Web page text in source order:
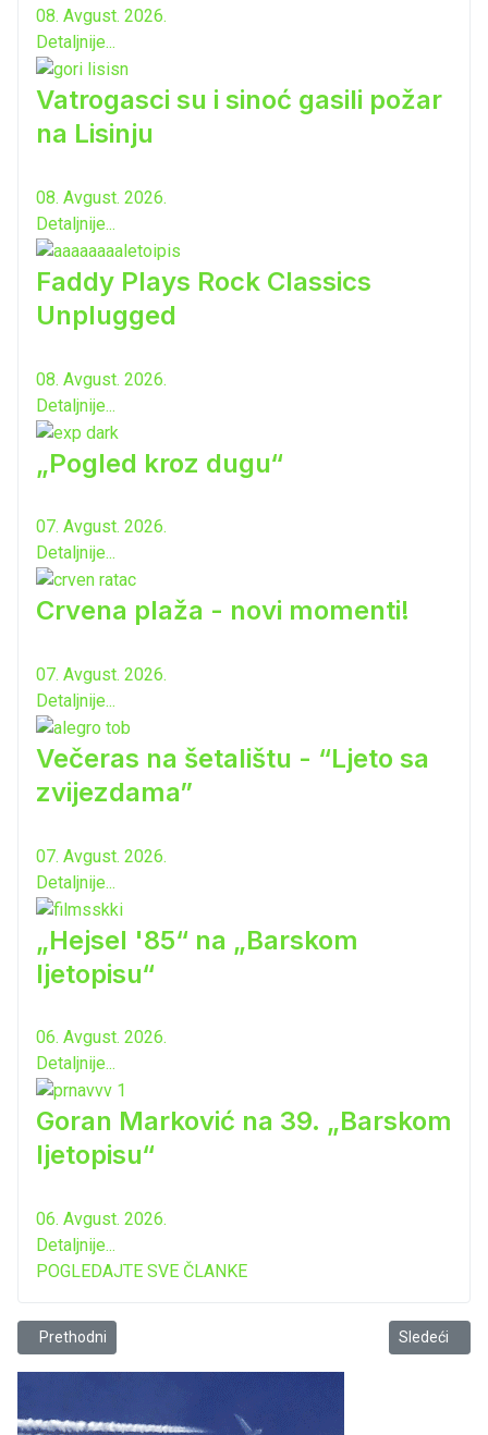
08. Avgust. 2026.
Detaljnije...
Vatrogasci su i sinoć gasili požar
na Lisinju
08. Avgust. 2026.
Detaljnije...
Faddy Plays Rock Classics
Unplugged
08. Avgust. 2026.
Detaljnije...
„Pogled kroz dugu“
07. Avgust. 2026.
Detaljnije...
Crvena plaža - novi momenti!
07. Avgust. 2026.
Detaljnije...
Večeras na šetalištu - “Ljeto sa
zvijezdama”
07. Avgust. 2026.
Detaljnije...
„Hejsel '85“ na „Barskom
ljetopisu“
06. Avgust. 2026.
Detaljnije...
Goran Marković na 39. „Barskom
ljetopisu“
06. Avgust. 2026.
Detaljnije...
POGLEDAJTE SVE ČLANKE
Prethodni članak: Šantićev festival djece pjesnika
Prethodni Sledeći
Sledeći